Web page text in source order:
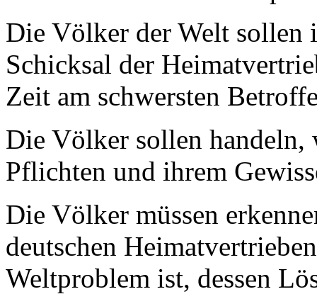
Die Völker der Welt
Schicksal der
Zeit am schwersten
Die Völker sollen handeln,
Pflichten und ihrem
Die Völker müssen
deutschen
Weltproblem ist, dessen